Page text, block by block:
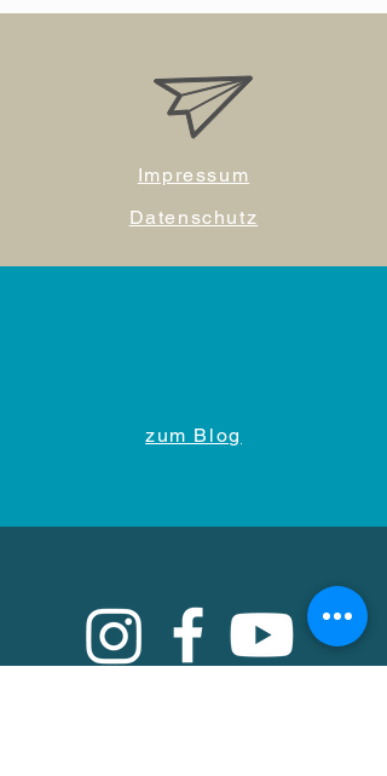
Impressum
Datenschutz
zum Blog